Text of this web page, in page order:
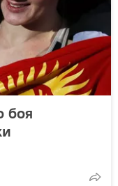
боя